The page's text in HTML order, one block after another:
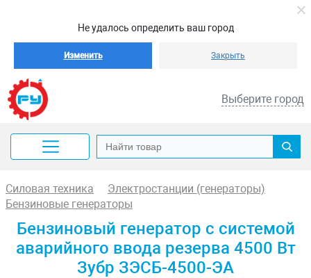
Не удалось определить ваш город
Изменить Закрыть
Выберите город
Силовая техника
Электростанции (генераторы)
Бензиновые генераторы
Бензиновый генератор с системой
аварийного ввода резерва 4500 Вт
Зубр ЗЭСБ-4500-ЭА